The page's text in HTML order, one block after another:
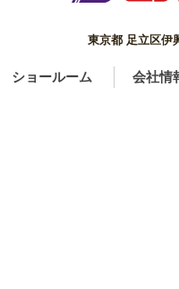
東京都 足立区伊
ショールーム 会社情